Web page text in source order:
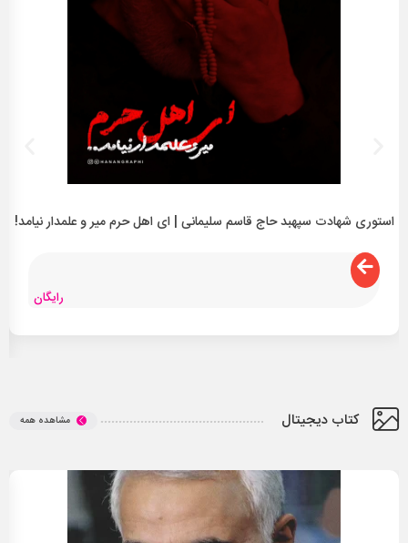
استوری شهادت سپهبد حاج قاسم سلیمانی | ای اهل حرم میر و علمدار نیامد!
رایگان
کتاب دیجیتال مشاهده همه